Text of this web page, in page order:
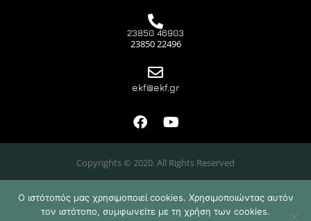
23850 46903
23850 22496
ekf@ekf.gr
Copyrights © 2020. All Rights Reserved
Design & Developed by
Ο ιστότοπός μας χρησιμοποιεί cookies. Χρησιμοποιώντας αυτόν
τον ιστότοπο, συμφωνείτε με τη χρήση των cookies.